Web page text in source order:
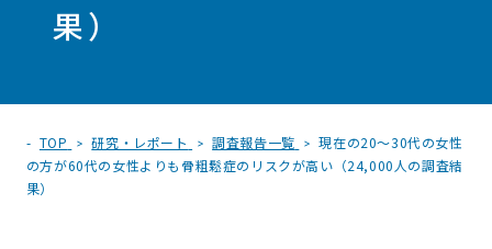
果）
TOP 研究・レポート 調査報告一覧
現在の20〜30代の女性
の方が60代の女性よりも骨粗鬆症のリスクが高い（24,000人の調査結
果）